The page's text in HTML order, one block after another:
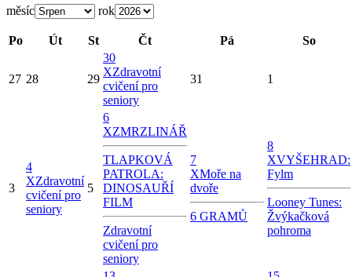
měsíc rok
Po Út St Čt Pá So
27 28 29
30
XZdravotní
cvičení pro
seniory
31 1
3
4
XZdravotní
cvičení pro
seniory
5
6
XZMRZLINÁŘ
TLAPKOVÁ
PATROLA:
DINOSAUŘÍ
FILM
Zdravotní
cvičení pro
seniory
7
XMoře na
dvoře
6 GRAMŮ
8
XVYŠEHRAD:
Fylm
Looney Tunes:
Žvýkačková
pohroma